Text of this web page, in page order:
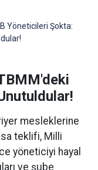
Yöneticileri Şokta:
mesleklerine
teklifi, Milli
yöneticiyi hayal
ve şube